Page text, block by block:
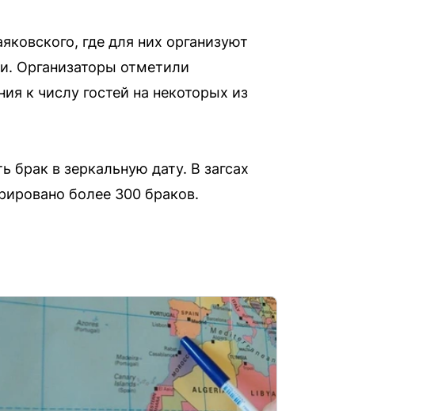
где для них организуют
Организаторы отметили
к числу гостей на некоторых из
брак в зеркальную дату. В загсах
более 300 браков.